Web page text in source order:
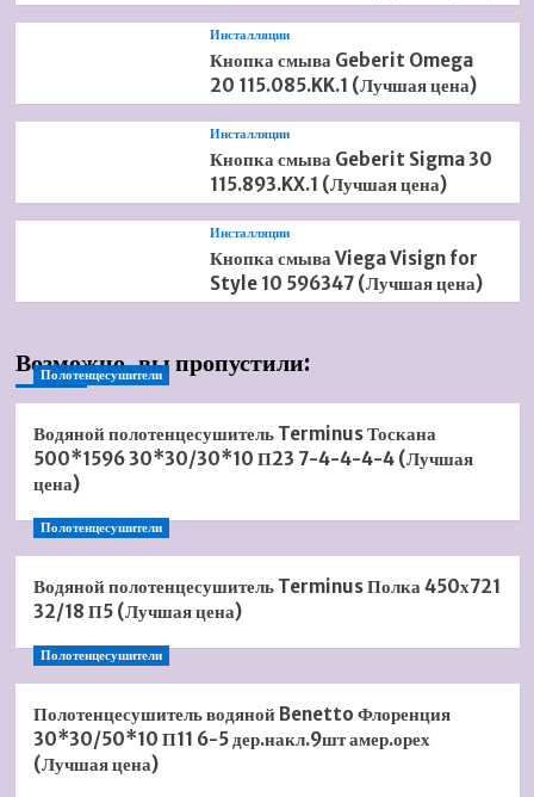
Инсталляции
Кнопка смыва Geberit Omega
20 115.085.KK.1 (Лучшая цена)
Инсталляции
Кнопка смыва Geberit Sigma 30
115.893.KX.1 (Лучшая цена)
Инсталляции
Кнопка смыва Viega Visign for
Style 10 596347 (Лучшая цена)
Возможно, вы пропустили:
Полотенцесушители
Водяной полотенцесушитель Terminus Тоскана
500*1596 30*30/30*10 П23 7-4-4-4-4 (Лучшая
цена)
Полотенцесушители
Водяной полотенцесушитель Terminus Полка 450х721
32/18 П5 (Лучшая цена)
Полотенцесушители
Полотенцесушитель водяной Benetto Флоренция
30*30/50*10 П11 6-5 дер.накл.9шт амер.орех
(Лучшая цена)